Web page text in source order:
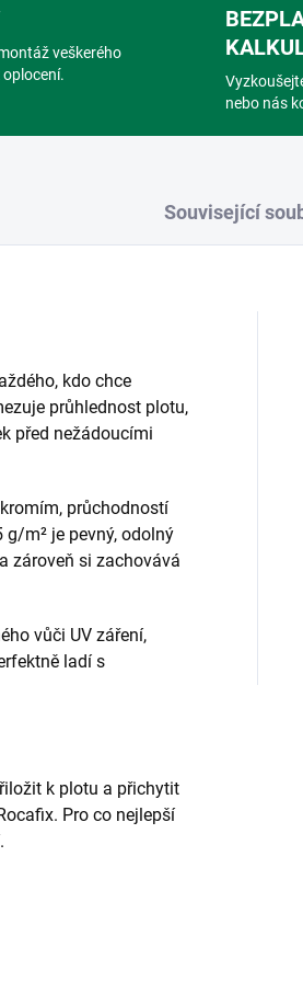
veškerého
nebo nás
Související
kdo chce
průhlednost plotu,
před nežádoucími
průchodností
m² je pevný, odolný
zároveň si zachovává
vůči UV záření,
ladí s
k plotu a přichytit
Pro co nejlepší